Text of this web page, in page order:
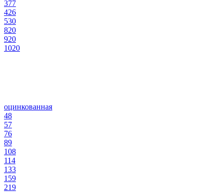
377
426
530
820
920
1020
оцинкованная
48
57
76
89
108
114
133
159
219